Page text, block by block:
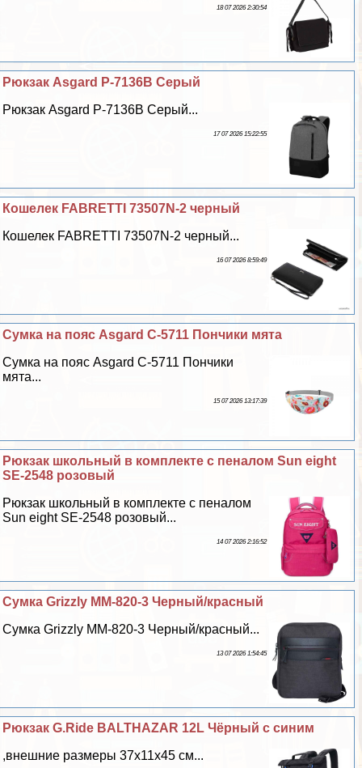
18 07 2026 2:30:54
Рюкзак Asgard Р-7136В Серый
Рюкзак Asgard Р-7136В Серый...
17 07 2026 15:22:55
Кошелек FABRETTI 73507N-2 черный
Кошелек FABRETTI 73507N-2 черный...
16 07 2026 8:59:49
Сумка на пояс Asgard С-5711 Пончики мята
Сумка на пояс Asgard С-5711 Пончики
мята...
15 07 2026 13:17:39
Рюкзак школьный в комплекте с пеналом Sun eight
SE-2548 розовый
Рюкзак школьный в комплекте с пеналом
Sun eight SE-2548 розовый...
14 07 2026 2:16:52
Сумка Grizzly ММ-820-3 Черный/красный
Сумка Grizzly ММ-820-3 Черный/красный...
13 07 2026 1:54:45
Рюкзак G.Ride BALTHAZAR 12L Чёрный с синим
,внешние размеры 37x11x45 см...